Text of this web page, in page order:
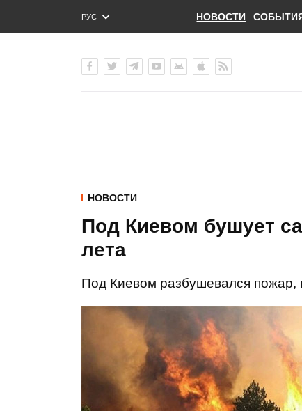
РУС
ENG
НОВОСТИ
НОВОСТИ
Под Киевом бушует
лета
Под Киевом разбушевался